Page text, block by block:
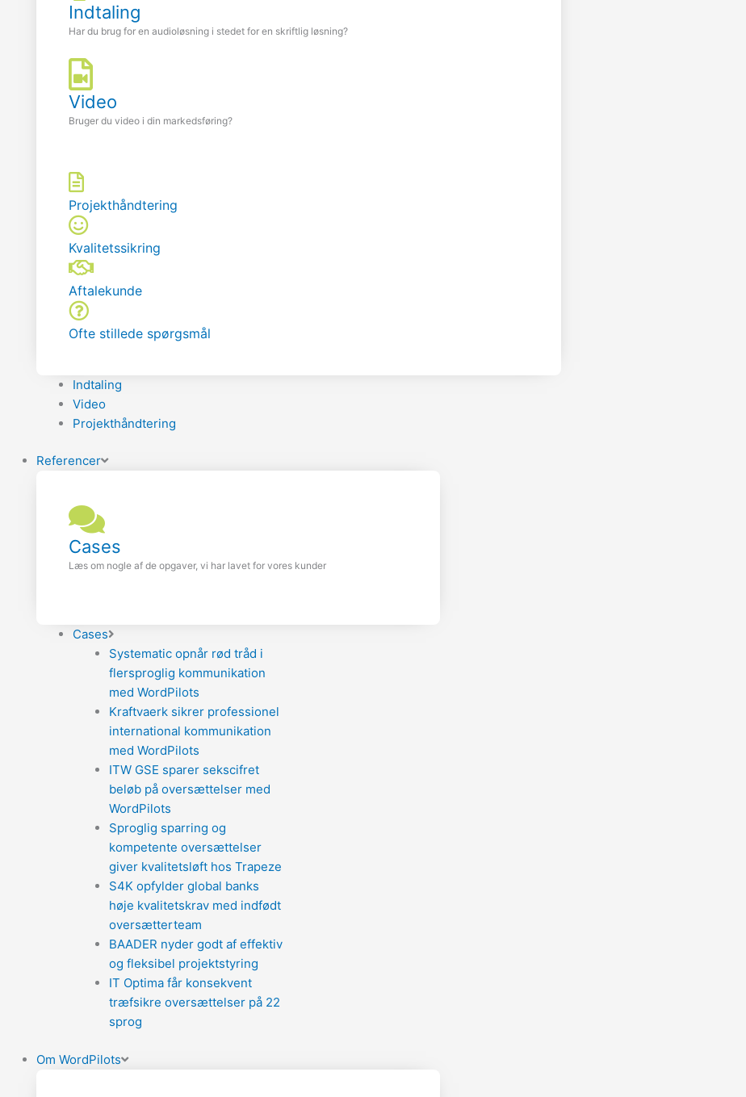
Indtaling
Har du brug for en audioløsning i stedet for en skriftlig løsning?
Video
Bruger du video i din markedsføring?
Projekthåndtering
Kvalitetssikring
Aftalekunde
Ofte stillede spørgsmål
Indtaling
Video
Projekthåndtering
Referencer
Cases
Læs om nogle af de opgaver, vi har lavet for vores kunder
Cases
Systematic opnår rød tråd i
flersproglig kommunikation
med WordPilots
Kraftvaerk sikrer professionel
international kommunikation
med WordPilots
ITW GSE sparer sekscifret
beløb på oversættelser med
WordPilots
Sproglig sparring og
kompetente oversættelser
giver kvalitetsløft hos Trapeze
S4K opfylder global banks
høje kvalitetskrav med indfødt
oversætterteam
BAADER nyder godt af effektiv
og fleksibel projektstyring
IT Optima får konsekvent
træfsikre oversættelser på 22
sprog
Om WordPilots